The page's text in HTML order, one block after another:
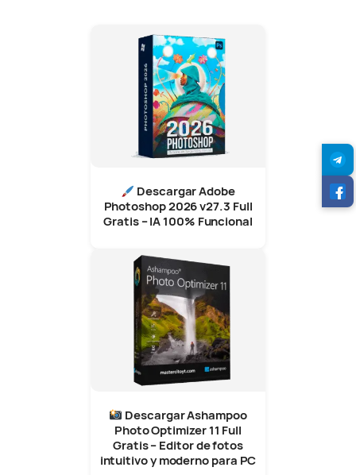
Descargar Adobe
Photoshop 2026 v27.3 Full
Gratis – IA 100% Funcional
Descargar Ashampoo
Photo Optimizer 11 Full
Gratis – Editor de fotos
intuitivo y moderno para PC